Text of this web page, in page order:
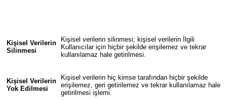
Kişisel Verilerin
Silinmesi
Kişisel verilerin silinmesi; kişisel verilerin İlgili
Kullanıcılar için hiçbir şekilde erişilemez ve tekrar
kullanılamaz hale getirilmesi.
Kişisel Verilerin
Yok Edilmesi
Kişisel verilerin hiç kimse tarafından hiçbir şekilde
erişilemez, geri getirilemez ve tekrar kullanılamaz hale
getirilmesi işlemi.